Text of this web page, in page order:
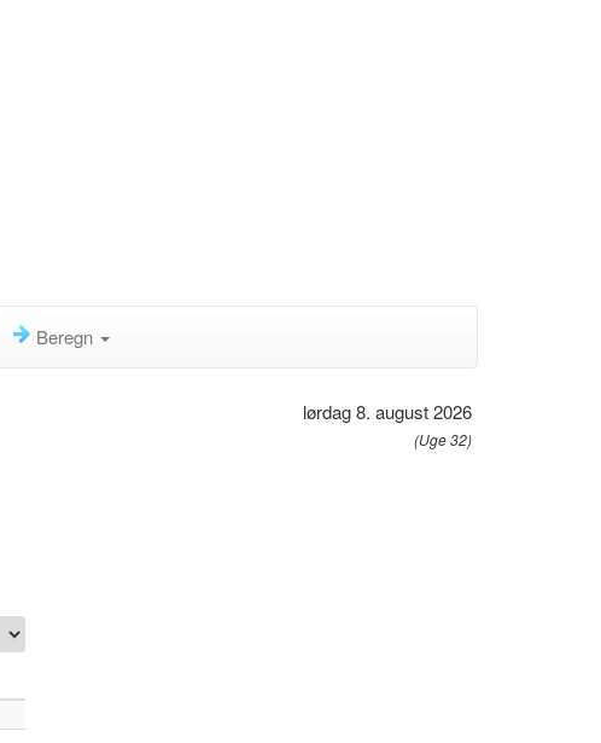
Beregn
lørdag 8. august 2026
(Uge 32)